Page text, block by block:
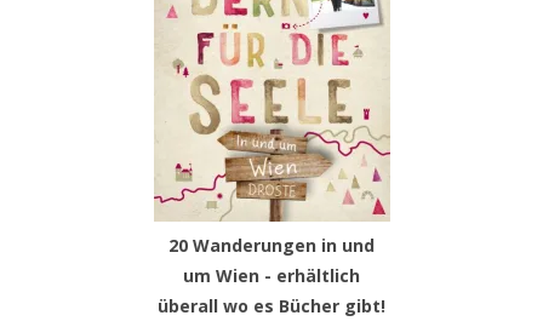
20 Wanderungen in und
um Wien - erhältlich
überall wo es Bücher gibt!